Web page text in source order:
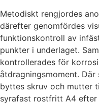
Metodiskt rengjordes
därefter genomfördes
funktionskontroll av
punkter i underlaget.
kontrollerades för
åtdragningsmoment.
byttes skruv och mutter
syrafast rostfritt A4 efter